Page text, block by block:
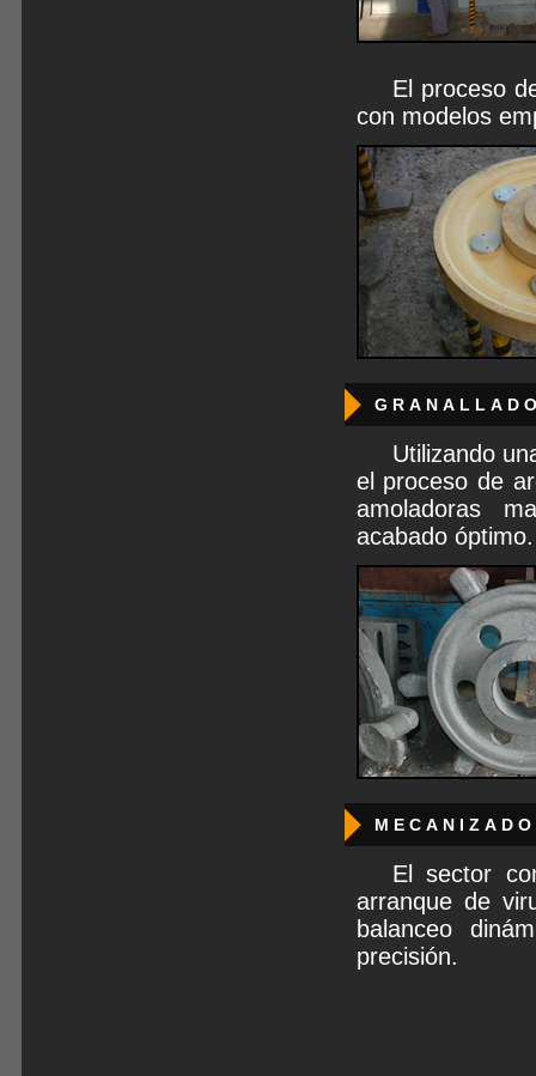
El proceso
con modelos
Utilizando
el proceso de
amoladoras
acabado óptimo.
El sector
arranque de
balanceo
precisión.